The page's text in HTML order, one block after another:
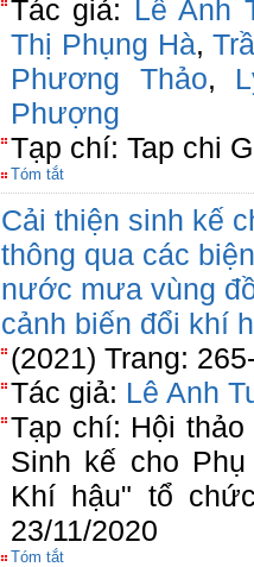
Tác giả:
Lê Anh
Thị Phụng Hà,
Phương Thảo,
Phượng
Tạp chí: Tap chi
Tóm tắt
Cải thiện sinh kế
thông qua các
nước mưa vùng
cảnh biến đổi khí
(2021) Trang:
Tác giả: Lê Anh
Tạp chí: Hội
Sinh kế cho
Khí hậu" tổ
23/11/2020
Tóm tắt